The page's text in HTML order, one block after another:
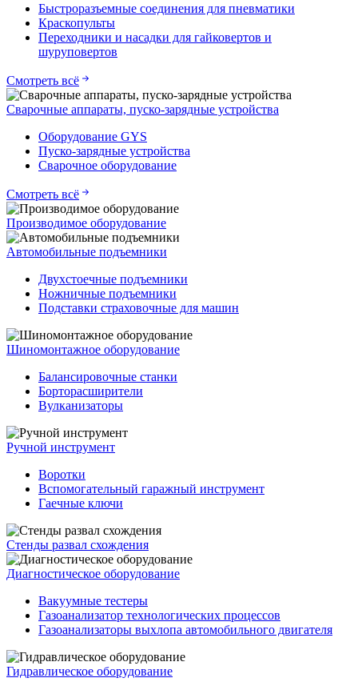
Быстроразъемные соединения для пневматики
Краскопульты
Переходники и насадки для гайковертов и
шуруповертов
Смотреть всё
Сварочные аппараты, пуско-зарядные устройства
Оборудование GYS
Пуско-зарядные устройства
Сварочное оборудование
Смотреть всё
Производимое оборудование
Автомобильные подъемники
Двухстоечные подъемники
Ножничные подъемники
Подставки страховочные для машин
Шиномонтажное оборудование
Балансировочные станки
Борторасширители
Вулканизаторы
Ручной инструмент
Воротки
Вспомогательный гаражный инструмент
Гаечные ключи
Стенды развал схождения
Диагностическое оборудование
Вакуумные тестеры
Газоанализатор технологических процессов
Газоанализаторы выхлопа автомобильного двигателя
Гидравлическое оборудование